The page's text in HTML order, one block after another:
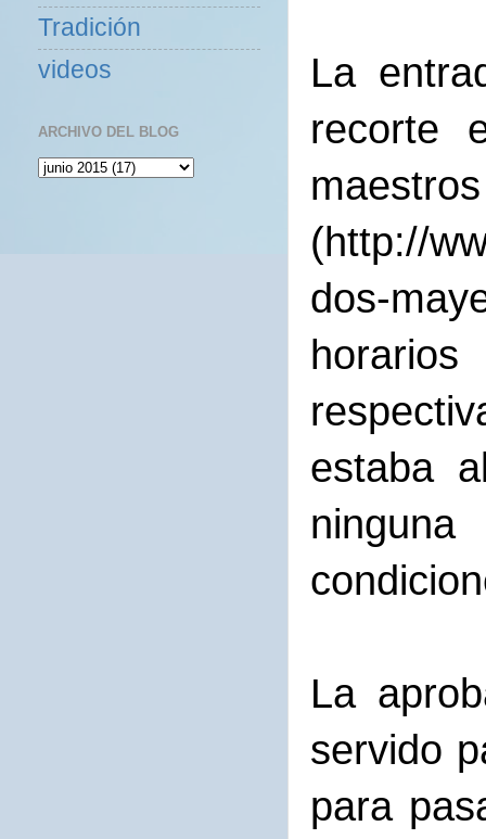
La
recorte
(http://
dos-
estaba
La
servido
para
Tradición
videos
ARCHIVO DEL BLOG